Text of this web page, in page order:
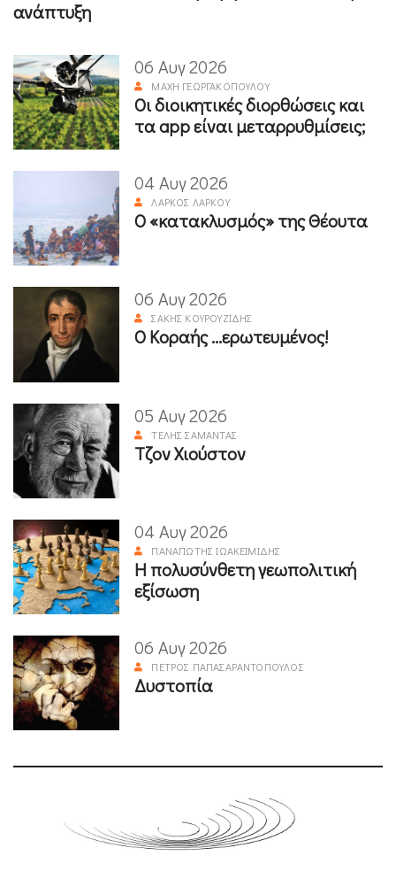
ανάπτυξη
06 Αυγ 2026
ΜΆΧΗ ΓΕΩΡΓΑΚΟΠΟΎΛΟΥ
Οι διοικητικές διορθώσεις και
τα app είναι μεταρρυθμίσεις;
04 Αυγ 2026
ΛΆΡΚΟΣ ΛΆΡΚΟΥ
Ο «κατακλυσμός» της Θέουτα
06 Αυγ 2026
ΣΆΚΗΣ ΚΟΥΡΟΥΖΊΔΗΣ
Ο Κοραής ...ερωτευμένος!
05 Αυγ 2026
ΤΈΛΗΣ ΣΑΜΑΝΤΆΣ
Τζον Χιούστον
04 Αυγ 2026
ΠΑΝΑΓΙΏΤΗΣ ΙΩΑΚΕΙΜΊΔΗΣ
Η πολυσύνθετη γεωπολιτική
εξίσωση
06 Αυγ 2026
ΠΈΤΡΟΣ ΠΑΠΑΣΑΡΑΝΤΌΠΟΥΛΟΣ
Δυστοπία